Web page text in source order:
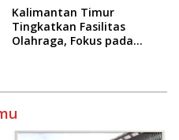
Kalimantan Timur
Tingkatkan Fasilitas
Olahraga, Fokus pada